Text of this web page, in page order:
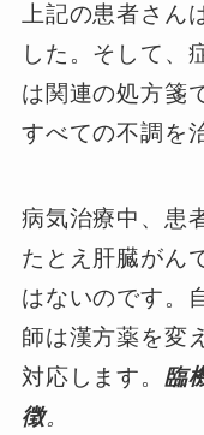
上記の患者さん
した。そして、
は関連の処方箋
すべての不調を
病気治療中、患
たとえ肝臓がん
はないのです。
師は漢方薬を変
対応します。 臨
徴。